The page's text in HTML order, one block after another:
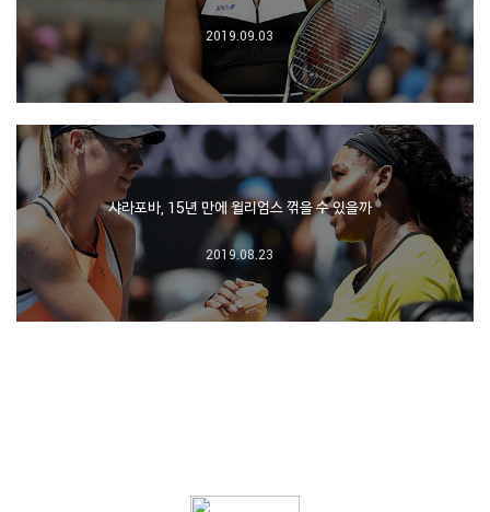
2019.09.03
샤라포바, 15년 만에 윌리엄스 꺾을 수 있을까
2019.08.23